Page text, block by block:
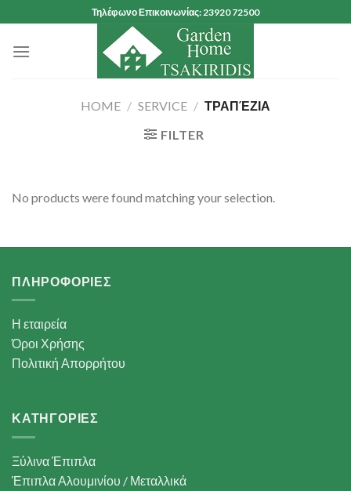
to
content
Τηλέφωνο Επικοινωνίας: 23920 72500
HOME / SERVICE / ΤΡΑΠΈΖΙΑ
FILTER
No products were found matching your selection.
ΠΛΗΡΟΦΟΡΙΕΣ
Η εταιρεία
Όροι Χρήσης
Πολιτική Απορρήτου
ΚΑΤΗΓΟΡΙΕΣ
Ξύλινα Έπιπλα
Έπιπλα Αλουμινίου / Μεταλλικά